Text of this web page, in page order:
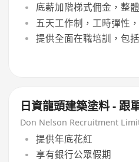
底薪加階梯式佣金，整
五天工作制，工時彈性
提供全面在職培訓，包
日資龍頭建築塗料 - 跟
Don Nelson Recruitment
提供年底花紅
享有銀行公眾假期